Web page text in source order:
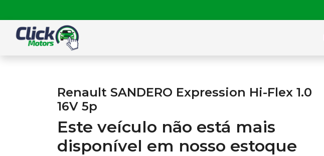
Renault SANDERO Expression Hi-Flex 1.0
16V 5p
Este veículo não está mais
disponível em nosso estoque